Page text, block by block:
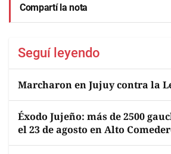
Compartí la nota
Seguí leyendo
Marcharon en Jujuy contra la
Éxodo Jujeño: más de 2500
el 23 de agosto en Alto